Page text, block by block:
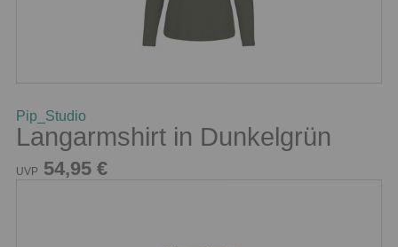
Pip_Studio
Langarmshirt in Dunkelgrün
UVP 54,95 €